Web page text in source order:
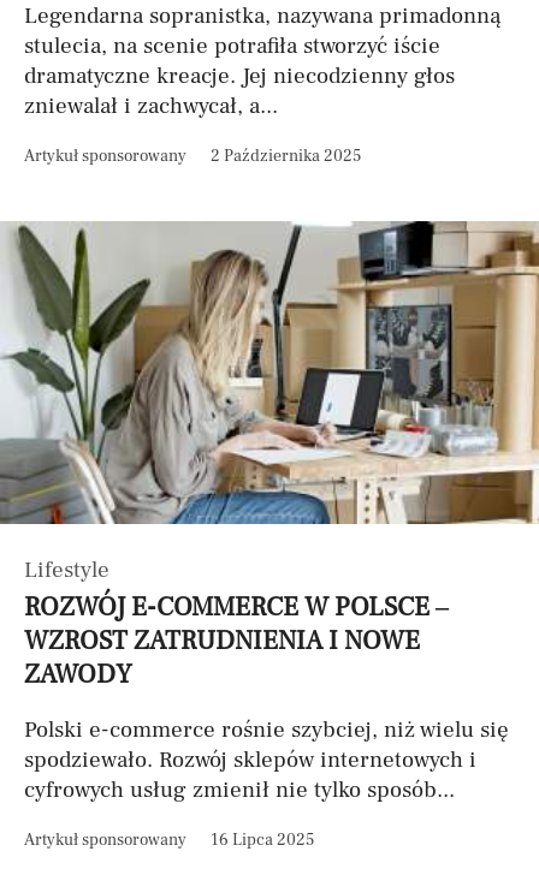
Legendarna sopranistka, nazywana primadonną
stulecia, na scenie potrafiła stworzyć iście
dramatyczne kreacje. Jej niecodzienny głos
zniewalał i zachwycał, a...
Artykuł sponsorowany 2 Października 2025
Lifestyle
ROZWÓJ E-COMMERCE W POLSCE –
WZROST ZATRUDNIENIA I NOWE
ZAWODY
Polski e-commerce rośnie szybciej, niż wielu się
spodziewało. Rozwój sklepów internetowych i
cyfrowych usług zmienił nie tylko sposób...
Artykuł sponsorowany 16 Lipca 2025